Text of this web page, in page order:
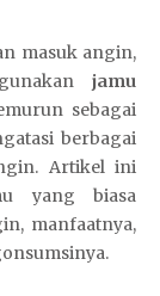
masuk angin,
jamu
sebagai
berbagai
Artikel ini
yang biasa
manfaatnya,